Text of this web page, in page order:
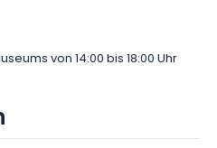
von 14:00 bis 18:00 Uhr